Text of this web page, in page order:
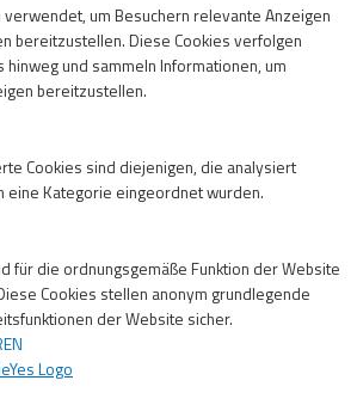
um Besuchern relevante Anzeigen
bereitzustellen. Diese Cookies verfolgen
und sammeln Informationen, um
bereitzustellen.
Cookies sind diejenigen, die analysiert
eine Kategorie eingeordnet wurden.
für die ordnungsgemäße Funktion der Website
Cookies stellen anonym grundlegende
der Website sicher.